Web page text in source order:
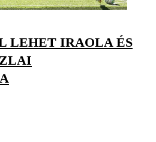
LEHET IRAOLA ÉS